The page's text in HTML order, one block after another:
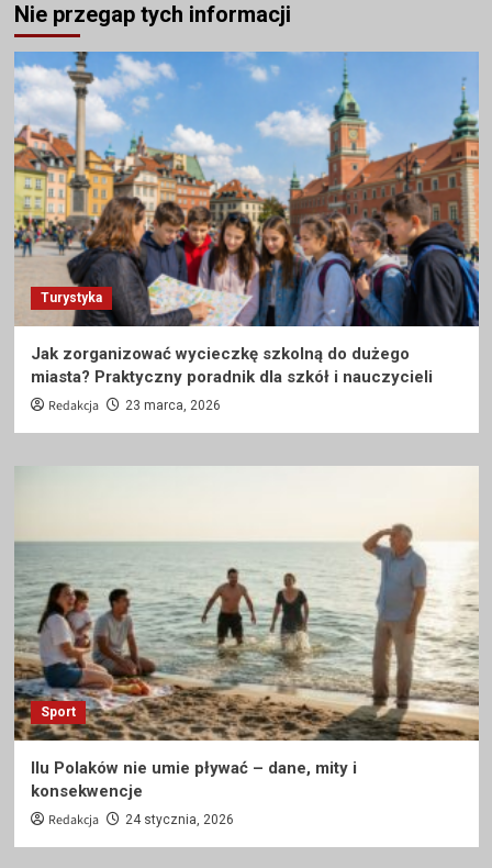
Nie przegap tych informacji
Turystyka
Jak zorganizować wycieczkę szkolną do dużego
miasta? Praktyczny poradnik dla szkół i nauczycieli
Redakcja 23 marca, 2026
Sport
Ilu Polaków nie umie pływać – dane, mity i
konsekwencje
Redakcja 24 stycznia, 2026